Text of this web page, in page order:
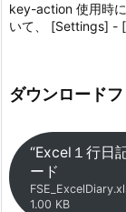
key-action 使用時
いて、 [Settings] -
ダウンロード
“Excel１行日
ード
1.00 KB